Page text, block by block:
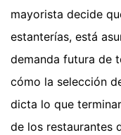
mayorista decide
estanterías, está
demanda futura de
cómo la selección
dicta lo que
de los restaurantes